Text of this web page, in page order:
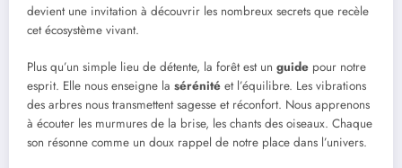
devient une invitation à découvrir les nombreux secrets que recèle
cet écosystème vivant.
Plus qu’un simple lieu de détente, la forêt est un guide pour notre
esprit. Elle nous enseigne la sérénité et l’équilibre. Les vibrations
des arbres nous transmettent sagesse et réconfort. Nous apprenons
à écouter les murmures de la brise, les chants des oiseaux. Chaque
son résonne comme un doux rappel de notre place dans l’univers.